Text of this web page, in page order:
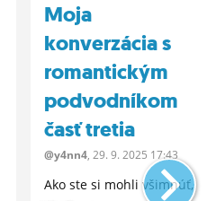
Moja
konverzácia s
romantickým
podvodníkom
časť tretia
@y4nn4, 29. 9. 2025 17:43
Ako ste si mohli všimnúť,